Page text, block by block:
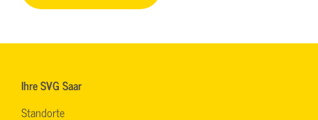
Ihre SVG Saar
Standorte